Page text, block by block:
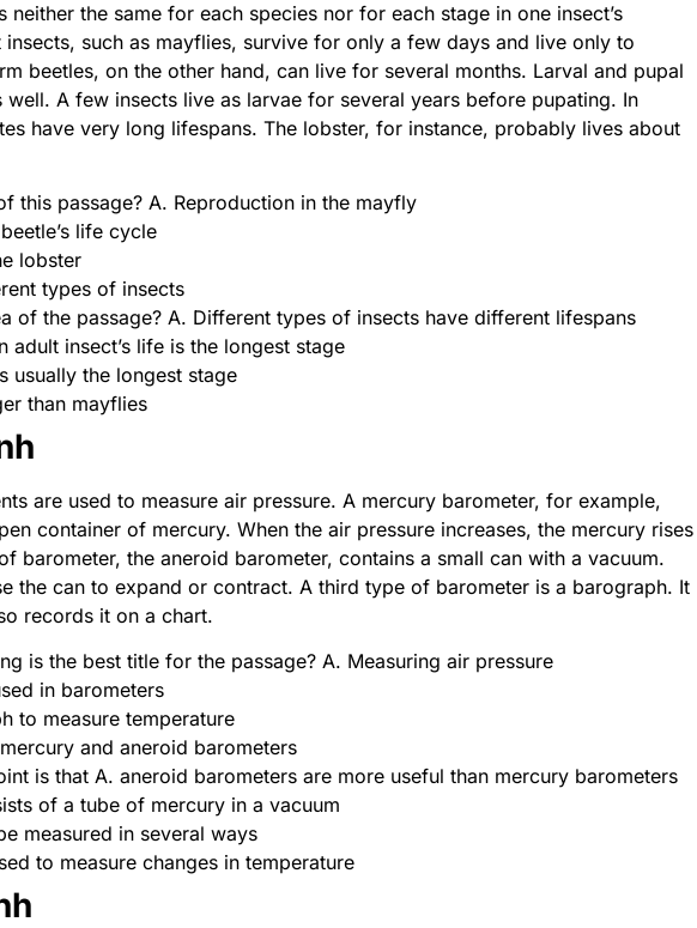
neither the same for each species nor for each stage in one insect’s
such as mayflies, survive for only a few days and live only to
beetles, on the other hand, can live for several months. Larval and pupal
well. A few insects live as larvae for several years before pupating. In
have very long lifespans. The lobster, for instance, probably lives about
this passage? A. Reproduction in the mayfly
life cycle
lobster
types of insects
of the passage? A. Different types of insects have different lifespans
adult insect’s life is the longest stage
usually the longest stage
than mayflies
are used to measure air pressure. A mercury barometer, for example,
container of mercury. When the air pressure increases, the mercury rises
barometer, the aneroid barometer, contains a small can with a vacuum.
the can to expand or contract. A third type of barometer is a barograph. It
records it on a chart.
is the best title for the passage? A. Measuring air pressure
in barometers
to measure temperature
and aneroid barometers
is that A. aneroid barometers are more useful than mercury barometers
of a tube of mercury in a vacuum
measured in several ways
to measure changes in temperature